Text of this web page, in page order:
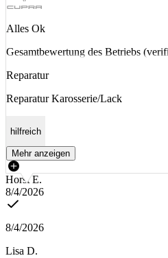
Alles Ok
Gesamtbewertung des Betriebs
Reparatur
Reparatur Karosserie/Lack
hilfreich
Mehr anzeigen
Horst E.
8/4/2026
8/4/2026
Lisa D.